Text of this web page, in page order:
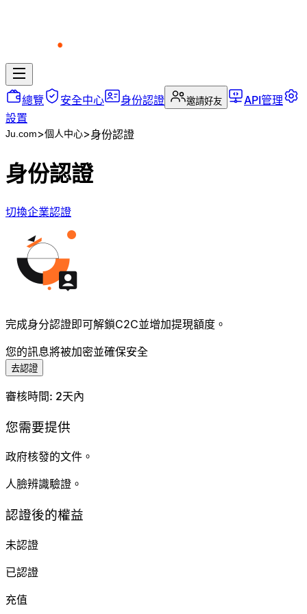
總覽 安全中心 身份認證 邀請好友
API管理
設置
Ju.com>個人中心>身份認證
身份認證
切換企業認證
完成身分認證即可解鎖C2C並增加提現額度。
您的訊息將被加密並確保安全
去認證
審核時間: 2天內
您需要提供
政府核發的文件。
人臉辨識驗證。
認證後的權益
未認證
已認證
充值